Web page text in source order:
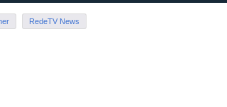
RedeTV News